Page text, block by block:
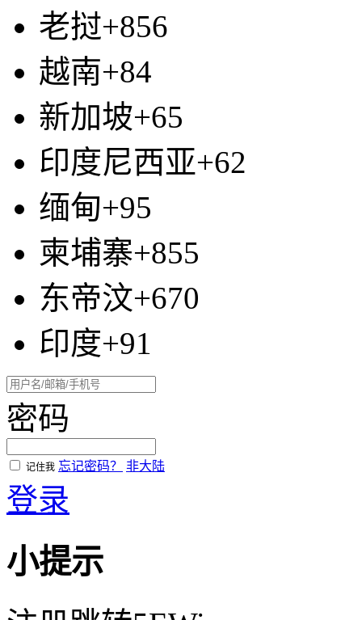
老挝+856
越南+84
新加坡+65
印度尼西亚+62
缅甸+95
柬埔寨+855
东帝汶+670
印度+91
密码
记住我 忘记密码？ 非大陆
登录
小提示